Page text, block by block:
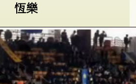
恆樂